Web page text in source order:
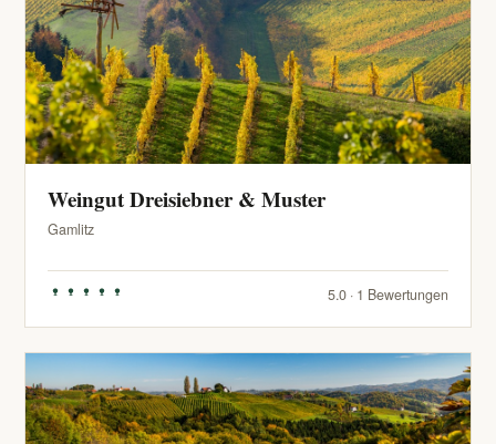
Weingut Dreisiebner & Muster
Gamlitz
5.0 · 1 Bewertungen